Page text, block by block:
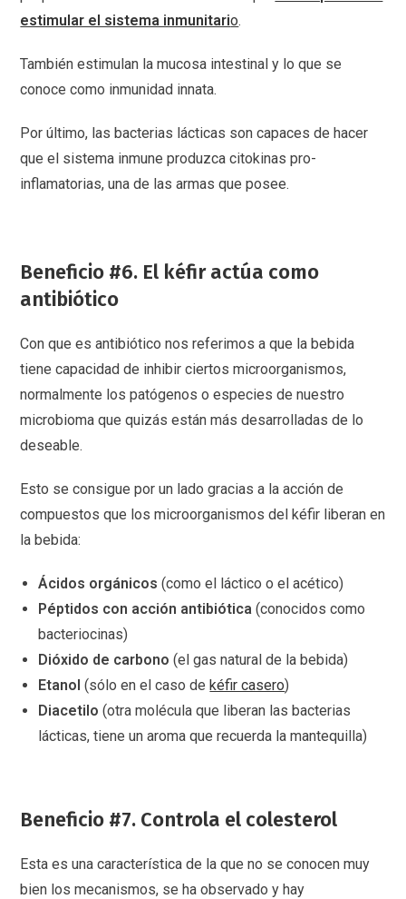
estimular el sistema inmunitario.
También estimulan la mucosa intestinal y lo que se
conoce como inmunidad innata.
Por último, las bacterias lácticas son capaces de hacer
que el sistema inmune produzca citokinas pro-
inflamatorias, una de las armas que posee.
Beneficio #6. El kéfir actúa como
antibiótico
Con que es antibiótico nos referimos a que la bebida
tiene capacidad de inhibir ciertos microorganismos,
normalmente los patógenos o especies de nuestro
microbioma que quizás están más desarrolladas de lo
deseable.
Esto se consigue por un lado gracias a la acción de
compuestos que los microorganismos del kéfir liberan en
la bebida:
Ácidos orgánicos (como el láctico o el acético)
Péptidos con acción antibiótica (conocidos como
bacteriocinas)
Dióxido de carbono (el gas natural de la bebida)
Etanol (sólo en el caso dekéfir casero)
Diacetilo (otra molécula que liberan las bacterias
lácticas, tiene un aroma que recuerda la mantequilla)
Beneficio #7. Controla el colesterol
Esta es una característica de la que no se conocen muy
bien los mecanismos, se ha observado y hay